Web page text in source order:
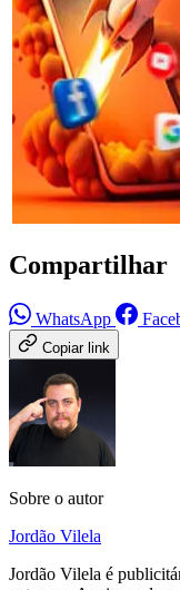
Compartilhar
WhatsApp
Copiar link
Sobre o autor
Jordão Vilela
Jordão Vilela é